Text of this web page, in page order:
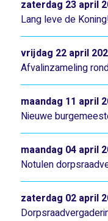
Lang leve de
zaterdag 23 april
Afvalinzameling
vrijdag 22 april
Nieuwe
maandag 11 april
Notulen
maandag 04 april
zaterdag 02 april